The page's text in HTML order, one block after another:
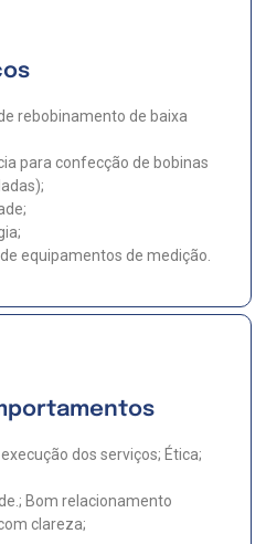
rebobinamento de baixa
para confecção de bobinas
equipamentos de medição.
dos serviços; Ética;
Bom relacionamento
clareza;